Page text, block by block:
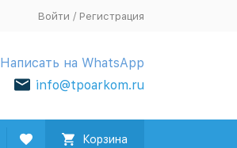
Войти / Регистрация
Написать на WhatsApp
info@tpoarkom.ru
Корзина